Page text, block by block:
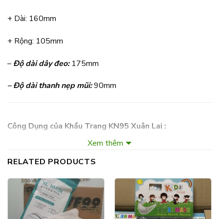
+ Dài: 160mm
+ Rộng: 105mm
– Độ dài dây đeo:175mm
– Độ dài thanh nẹp mũi:90mm
Công Dụng của Khẩu Trang KN95 Xuân Lai :
Khẩu Trang N95 Xuân Lai được thiết kế để bảo vệ sức khỏe
giọt bắn, Khẩu trang XLN95 Xuân Lai được thiết kế tối ưu
cho người dùng phòng chống dịch bệnh Covid-19… Hãy truy
cập vào đại chỉ website của chúng tôi để Mua khẩu trang
n95 tại Xlmask.vn hoặc tại địa chỉ công ty với giá tốt nhất.
Xem thêm
RELATED PRODUCTS